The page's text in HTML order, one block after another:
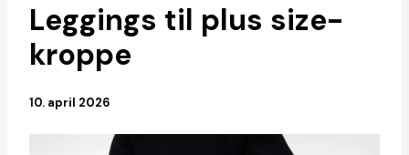
Leggings til plus size-
kroppe
10. april 2026